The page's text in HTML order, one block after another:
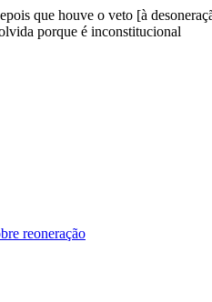
que houve o veto [à
porque é inconstitucional
reoneração